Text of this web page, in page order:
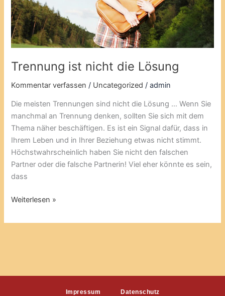
Trennung ist nicht die Lösung
Kommentar verfassen / Uncategorized /admin
Die meisten Trennungen sind nicht die Lösung … Wenn Sie
manchmal an Trennung denken, sollten Sie sich mit dem
Thema näher beschäftigen. Es ist ein Signal dafür, dass in
Ihrem Leben und in Ihrer Beziehung etwas nicht stimmt.
Höchstwahrscheinlich haben Sie nicht den falschen
Partner oder die falsche Partnerin! Viel eher könnte es sein,
dass
Weiterlesen »
Impressum Datenschutz